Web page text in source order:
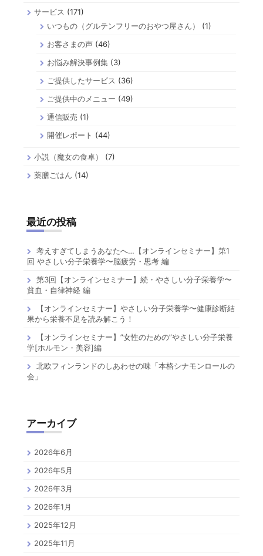
サービス (171)
いつもの（グルテンフリーのおやつ屋さん）
(1)
お客さまの声 (46)
お悩み解決事例集 (3)
ご提供したサービス (36)
ご提供中のメニュー (49)
通信販売 (1)
開催レポート (44)
小説（魔女の食卓）
(7)
薬膳ごはん (14)
最近の投稿
考えすぎてしまうあなたへ…【オンラインセミナー】第1
回 やさしい分子栄養学〜脳疲労・思考 編
第3回【オンラインセミナー】続・やさしい分子栄養学〜
貧血・自律神経 編
【オンラインセミナー】やさしい分子栄養学〜健康診断結
果から栄養不足を読み解こう！
【オンラインセミナー】”女性のための”やさしい分子栄養
学[ホルモン・美容]編
北欧フィンランドのしあわせの味「本格シナモンロールの
会」
アーカイブ
2026年6月
2026年5月
2026年3月
2026年1月
2025年12月
2025年11月